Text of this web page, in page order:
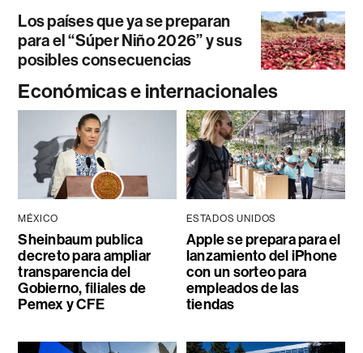
Los países que ya se preparan
para el “Súper Niño 2026” y sus
posibles consecuencias
Económicas e internacionales
MÉXICO
Sheinbaum publica
decreto para ampliar
transparencia del
Gobierno, filiales de
Pemex y CFE
ESTADOS UNIDOS
Apple se prepara para el
lanzamiento del iPhone
con un sorteo para
empleados de las
tiendas